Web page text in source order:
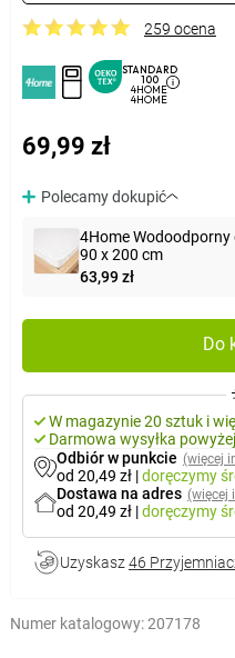
259 ocena
STANDARD
100
4HOME
4HOME
69,99 zł
Polecamy dokupić
4Home
90 x 200 cm
63,99 zł
Do
W magazynie 20 sztuk i
Darmowa wysyłka
Odbiór w punkcie (więcej
od 20,49 zł |doręczymy
Dostawa na adres (więcej
od 20,49 zł |doręczymy
Uzyskasz 46
Numer katalogowy:207178